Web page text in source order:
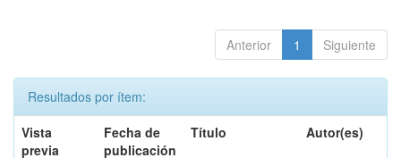
Anterior 1 Siguiente
Resultados por ítem:
Vista
previa
Fecha de
publicación
Título Autor(es)